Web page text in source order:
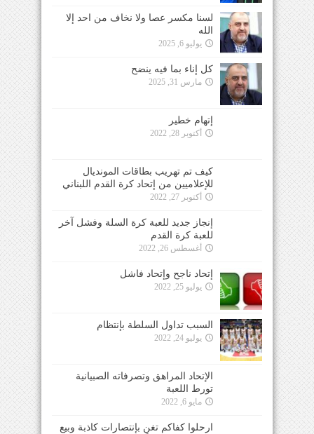
لسنا مكسر عصا ولا نخاف من احد إلا
الله
يوليو 6, 2025
كل إناء بما فيه ينضح
مارس 31, 2025
إتهام خطير
أكتوبر 28, 2022
كيف تم تهريب بطاقات المونديال
للإعلاميين من إتحاد كرة القدم اللبناني
أكتوبر 27, 2022
إنجاز جديد للعبة كرة السلة وفشل آخر
للعبة كرة القدم
أغسطس 26, 2022
إتحاد ناجح وإتحاد فاشل
يوليو 25, 2022
السبب تداول السلطة بإنتظام
يوليو 24, 2022
الإتحاد المراهق وتصرفاته الصبيانية
تورط اللعبة
مايو 6, 2022
ارحلوا كفاكم تغنٍ بإنتصارات كاذبة وبيع